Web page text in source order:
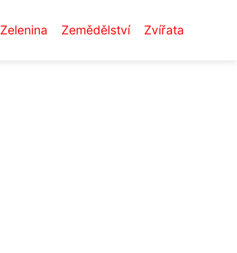
Zelenina Zemědělství Zvířata